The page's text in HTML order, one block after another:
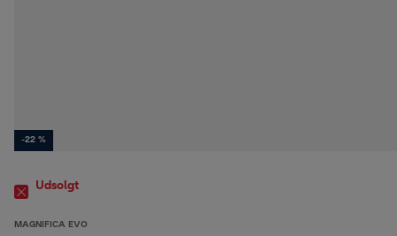
-22 %
Udsolgt
MAGNIFICA EVO